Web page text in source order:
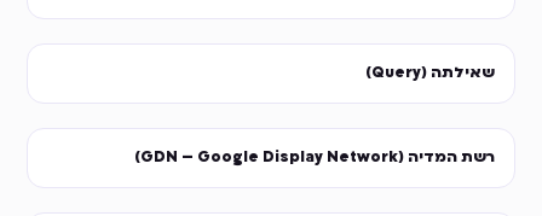
שאילתה (Query)
רשת המדיה (GDN – Google Display Network)